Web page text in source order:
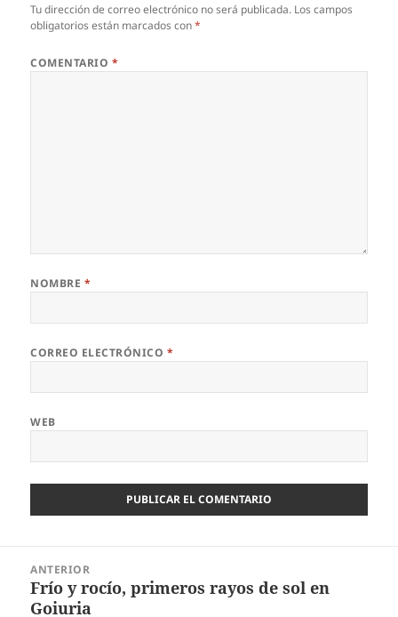
Tu dirección de correo electrónico no será publicada. Los campos
obligatorios están marcados con*
COMENTARIO *
NOMBRE *
CORREO ELECTRÓNICO *
WEB
entradas
ANTERIOR
Entrada
anterior:
Frío y rocío, primeros rayos de sol en
Goiuria